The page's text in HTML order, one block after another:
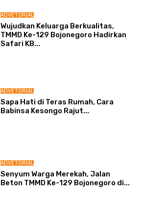
ADVETORIAL
Wujudkan Keluarga Berkualitas,
TMMD Ke-129 Bojonegoro Hadirkan
Safari KB...
ADVETORIAL
Sapa Hati di Teras Rumah, Cara
Babinsa Kesongo Rajut...
ADVETORIAL
Senyum Warga Merekah, Jalan
Beton TMMD Ke-129 Bojonegoro di...